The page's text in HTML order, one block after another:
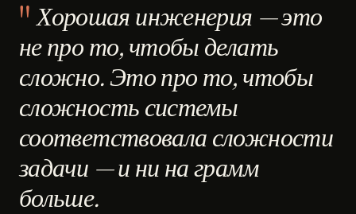
Хорошая инженерия — это
не про то, чтобы делать
сложно. Это про то, чтобы
сложность системы
соответствовала сложности
задачи — и ни на грамм
больше.